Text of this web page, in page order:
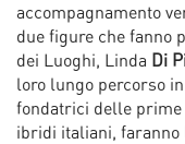
accompagnamento
due figure che fanno
dei Luoghi, Linda Di
loro lungo percorso
fondatrici delle prime
ibridi italiani,